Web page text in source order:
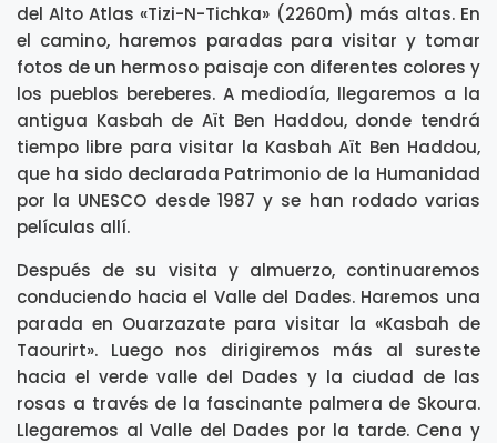
del Alto Atlas «Tizi-N-Tichka» (2260m) más altas. En
el camino, haremos paradas para visitar y tomar
fotos de un hermoso paisaje con diferentes colores y
los pueblos bereberes. A mediodía, llegaremos a la
antigua Kasbah de Aït Ben Haddou, donde tendrá
tiempo libre para visitar la Kasbah Aït Ben Haddou,
que ha sido declarada Patrimonio de la Humanidad
por la UNESCO desde 1987 y se han rodado varias
películas allí.
Después de su visita y almuerzo, continuaremos
conduciendo hacia el Valle del Dades. Haremos una
parada en Ouarzazate para visitar la «Kasbah de
Taourirt». Luego nos dirigiremos más al sureste
hacia el verde valle del Dades y la ciudad de las
rosas a través de la fascinante palmera de Skoura.
Llegaremos al Valle del Dades por la tarde. Cena y